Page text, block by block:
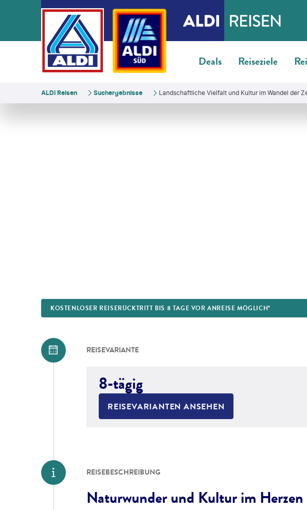
Deals Reiseziele
ALDI Reisen Suchergebnisse Landschaftliche Vielfalt und Kultur im Wandel der
KOSTENLOSER REISERÜCKTRITT BIS 8 TAGE VOR ANREISE MÖGLICH*
REISEVARIANTE
8-tägig
REISEVARIANTEN ANSEHEN
REISEBESCHREIBUNG
Naturwunder und Kultur im